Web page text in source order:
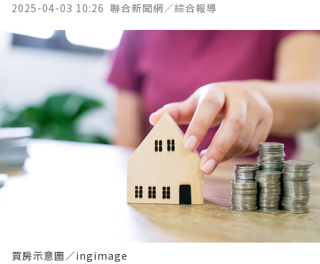
2025-04-03 10:26 聯合新聞網／綜合報導
買房示意圖／ingimage